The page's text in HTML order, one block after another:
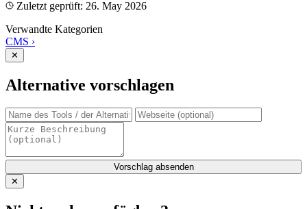
Zuletzt geprüft: 26. May 2026
Verwandte Kategorien
CMS ›
✕
Alternative vorschlagen
Vorschlag absenden
✕